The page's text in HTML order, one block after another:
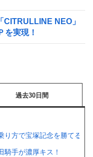
NEO」
を実現！
過去30日間
り方で宝塚記念を勝てる
騎手が濃厚キス！